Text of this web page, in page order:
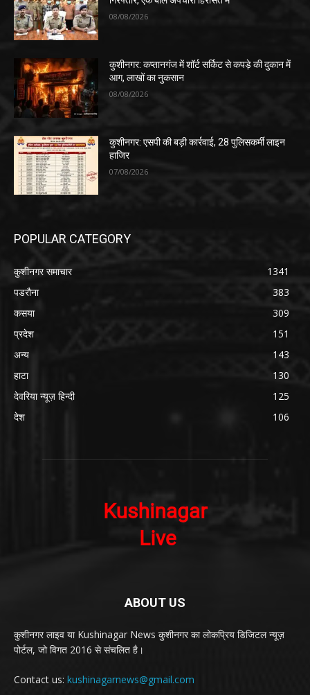
08/08/2026
कुशीनगर: कप्तानगंज में शॉर्ट सर्किट से कपड़े की दुकान में
आग, लाखों का नुकसान
08/08/2026
कुशीनगर: एसपी की बड़ी कार्रवाई, 28 पुलिसकर्मी लाइन
हाजिर
07/08/2026
POPULAR CATEGORY
कुशीनगर समाचार
1341
पडरौना
383
कसया
309
प्रदेश
151
अन्य
143
हाटा
130
देवरिया न्यूज़ हिन्दी
125
देश
106
ABOUT US
कुशीनगर लाइव या Kushinagar News कुशीनगर का लोकप्रिय डिजिटल न्यूज़
पोर्टल, जो विगत 2016 से संचलित है।
Contact us: kushinagarnews@gmail.com